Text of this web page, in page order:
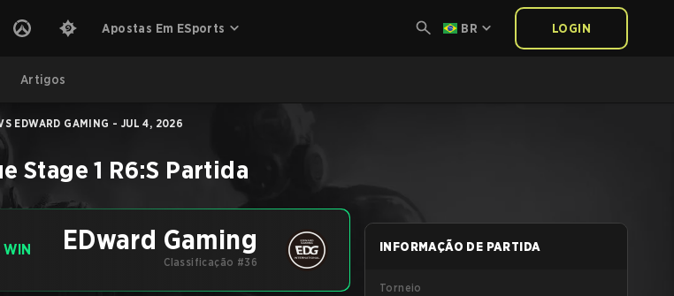
Apostas Em ESports BR LOGIN
Artigos
EDWARD GAMING - JUL 4, 2026
Stage 1 R6:S Partida
WIN EDward Gaming
Classificação #36
INFORMAÇÃO DE PARTIDA
Torneio